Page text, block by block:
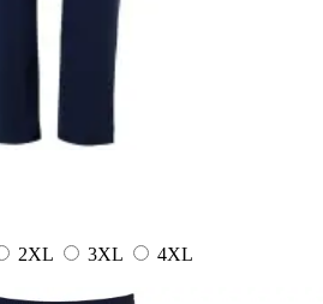
2XL 3XL
4XL